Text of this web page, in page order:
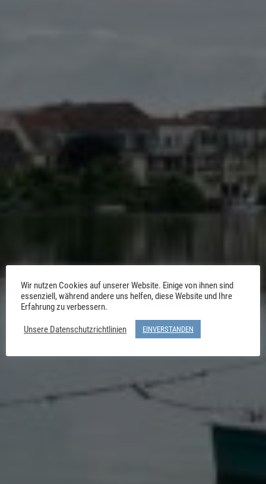
Wir nutzen Cookies auf unserer Website. Einige von ihnen sind
essenziell, während andere uns helfen, diese Website und Ihre
Erfahrung zu verbessern.
Unsere Datenschutzrichtlinien
EINVERSTANDEN